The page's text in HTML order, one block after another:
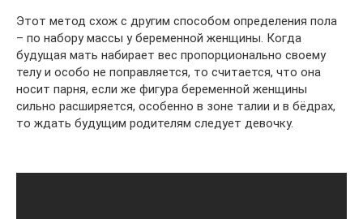
Этот метод схож с другим способом определения пола
– по набору массы у беременной женщины. Когда
будущая мать набирает вес пропорционально своему
телу и особо не поправляется, то считается, что она
носит парня, если же фигура беременной женщины
сильно расширяется, особенно в зоне талии и в бёдрах,
то ждать будущим родителям следует девочку.